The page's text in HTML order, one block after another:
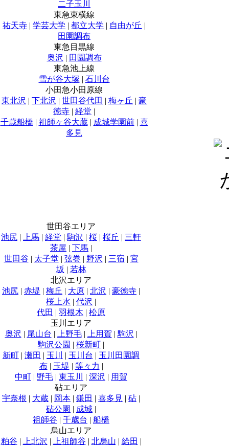
二子玉川
東急東横線
祐天寺 | 学芸大学 | 都立大学 | 自由が丘 |
田園調布
東急目黒線
奥沢 | 田園調布
東急池上線
雪が谷大塚 | 石川台
小田急小田原線
東北沢 | 下北沢 | 世田谷代田 | 梅ヶ丘 | 豪
徳寺 | 経堂 |
千歳船橋 | 祖師ヶ谷大蔵| 成城学園前| 喜
多見
世田谷エリア
池尻 | 上馬 | 経堂 | 駒沢 | 桜 | 桜丘 | 三軒
茶屋 | 下馬 |
世田谷 | 太子堂 | 弦巻 | 野沢 | 三宿 | 宮
坂 | 若林
北沢エリア
池尻 | 赤堤 | 梅丘 | 大原 | 北沢 | 豪徳寺 |
桜上水 | 代沢 |
代田 | 羽根木 | 松原
玉川エリア
奥沢 | 尾山台 | 上野毛| 上用賀 | 駒沢 |
駒沢公園 | 桜新町 |
新町 | 瀬田 | 玉川 | 玉川台 | 玉川田園調
布| 玉堤 | 等々力 |
中町 | 野毛 | 東玉川 | 深沢 | 用賀
砧エリア
宇奈根 | 大蔵 | 岡本 | 鎌田 | 喜多見 | 砧 |
砧公園 | 成城 |
祖師谷 | 千歳台 | 船橋
烏山エリア
粕谷 | 上北沢 | 上祖師谷 | 北烏山 | 給田 |